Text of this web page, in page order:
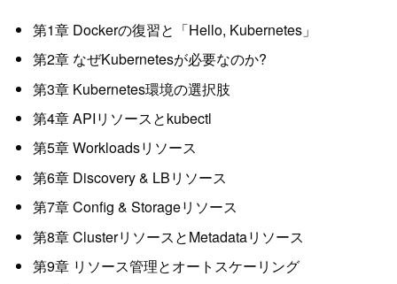
第1章 Dockerの復習と「Hello, Kubernetes」
第2章 なぜKubernetesが必要なのか?
第3章 Kubernetes環境の選択肢
第4章 APIリソースとkubectl
第5章 Workloadsリソース
第6章 Discovery & LBリソース
第7章 Config & Storageリソース
第8章 ClusterリソースとMetadataリソース
第9章 リソース管理とオートスケーリング